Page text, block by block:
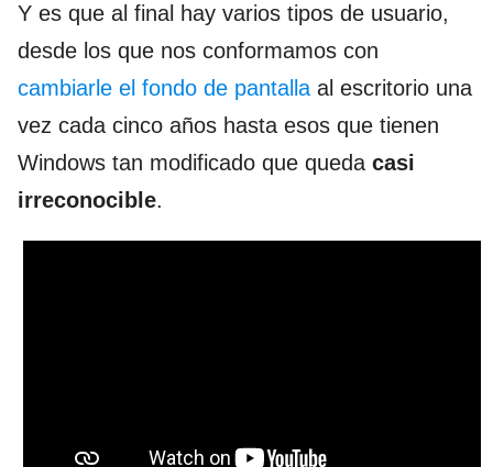
Y es que al final hay varios tipos de usuario,
desde los que nos conformamos con
cambiarle el fondo de pantalla al escritorio una
vez cada cinco años hasta esos que tienen
Windows tan modificado que queda casi
irreconocible.